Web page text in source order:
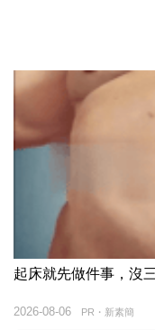
起床就先做件事，沒
PR・新素簡
2026-08-06